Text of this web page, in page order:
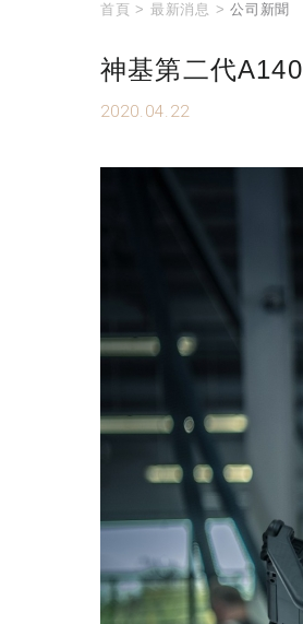
首頁 > 最新消息 > 公司新聞
神基第二代
2020.04.22